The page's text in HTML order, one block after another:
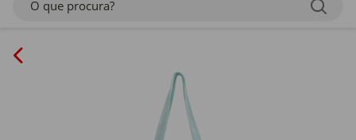
O que procura?